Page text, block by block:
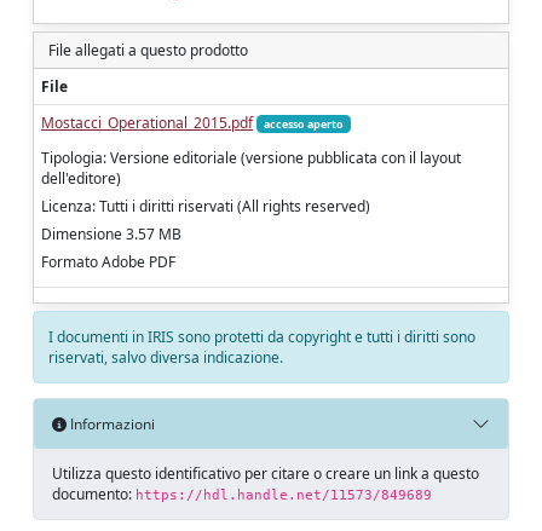
File allegati a questo prodotto
File
Mostacci_Operational_2015.pdf
accesso aperto
Tipologia: Versione editoriale (versione pubblicata con il layout
dell'editore)
Licenza: Tutti i diritti riservati (All rights reserved)
Dimensione 3.57 MB
Formato Adobe PDF
I documenti in IRIS sono protetti da copyright e tutti i diritti sono
riservati, salvo diversa indicazione.
Informazioni
Utilizza questo identificativo per citare o creare un link a questo
documento: https://hdl.handle.net/11573/849689